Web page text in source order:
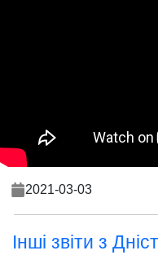
2021-03-03
Інші звіти з